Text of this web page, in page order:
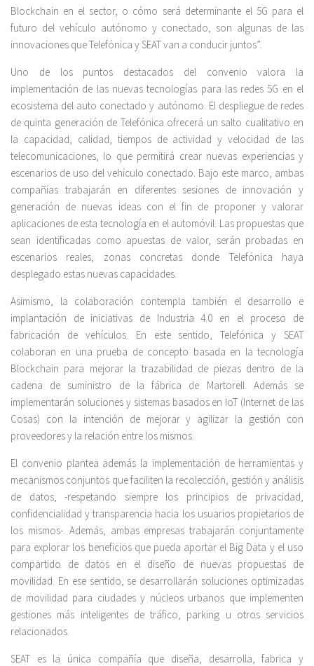
Blockchain en el sector, o cómo será determinante el 5G para el
futuro del vehículo autónomo y conectado, son algunas de las
innovaciones que Telefónica y SEAT van a conducir juntos”.
Uno de los puntos destacados del convenio valora la
implementación de las nuevas tecnologías para las redes 5G en el
ecosistema del auto conectado y autónomo. El despliegue de redes
de quinta generación de Telefónica ofrecerá un salto cualitativo en
la capacidad, calidad, tiempos de actividad y velocidad de las
telecomunicaciones, lo que permitirá crear nuevas experiencias y
escenarios de uso del vehículo conectado. Bajo este marco, ambas
compañías trabajarán en diferentes sesiones de innovación y
generación de nuevas ideas con el fin de proponer y valorar
aplicaciones de esta tecnología en el automóvil. Las propuestas que
sean identificadas como apuestas de valor, serán probadas en
escenarios reales, zonas concretas donde Telefónica haya
desplegado estas nuevas capacidades.
Asimismo, la colaboración contempla también el desarrollo e
implantación de iniciativas de Industria 4.0 en el proceso de
fabricación de vehículos. En este sentido, Telefónica y SEAT
colaboran en una prueba de concepto basada en la tecnología
Blockchain para mejorar la trazabilidad de piezas dentro de la
cadena de suministro de la fábrica de Martorell. Además se
implementarán soluciones y sistemas basados en IoT (Internet de las
Cosas) con la intención de mejorar y agilizar la gestión con
proveedores y la relación entre los mismos.
El convenio plantea además la implementación de herramientas y
mecanismos conjuntos que faciliten la recolección, gestión y análisis
de datos, -respetando siempre los principios de privacidad,
confidencialidad y transparencia hacia los usuarios propietarios de
los mismos-. Además, ambas empresas trabajarán conjuntamente
para explorar los beneficios que pueda aportar el Big Data y el uso
compartido de datos en el diseño de nuevas propuestas de
movilidad. En ese sentido, se desarrollarán soluciones optimizadas
de movilidad para ciudades y núcleos urbanos que implementen
gestiones más inteligentes de tráfico, parking u otros servicios
relacionados.
SEAT es la única compañía que diseña, desarrolla, fabrica y